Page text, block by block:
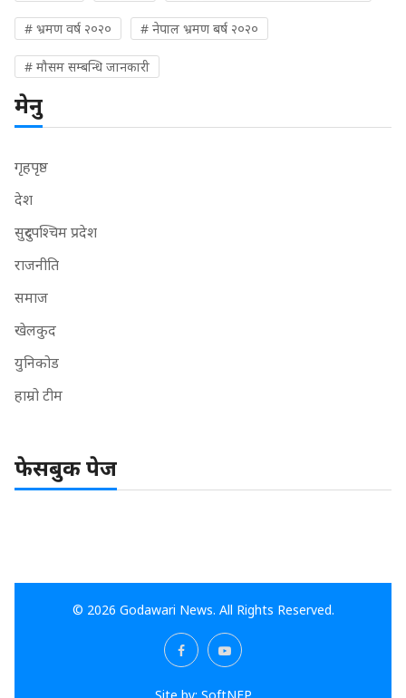
# भ्रमण वर्ष २०२० # नेपाल भ्रमण बर्ष २०२०
# मौसम सम्बन्धि जानकारी
मेनु
गृहपृष्ठ
देश
सुदुरपश्चिम प्रदेश
राजनीति
समाज
खेलकुद
युनिकोड
हाम्रो टीम
फेसबुक पेज
© 2026 Godawari News. All Rights Reserved.